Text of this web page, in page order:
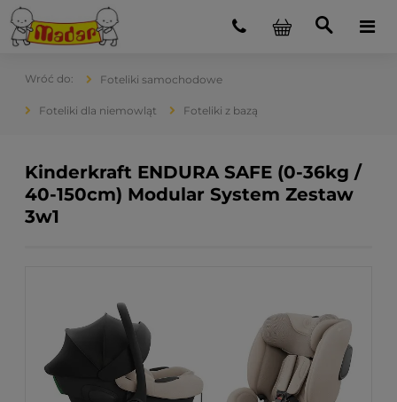
Foteliki samochodowe
Foteliki dla niemowląt Foteliki z bazą
Kinderkraft ENDURA SAFE (0-36kg /
40-150cm) Modular System Zestaw
3w1